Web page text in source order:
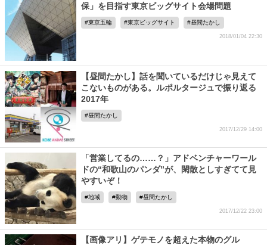
保」を目指す東京ビッグサイト会場問題
東京五輪 東京ビッグサイト 昼間たかし
2018/01/04 22:30
【昼間たかし】話を聞いているだけじゃ見えて
こないものがある。ルポルタージュで振り返る
2017年
昼間たかし
2017/12/29 14:00
「営業してるの……？」アドベンチャーワール
ドの“和歌山のパンダ”が、閑散としすぎてて見
やすいぞ！
地域 動物 昼間たかし
2017/12/22 23:00
【画像アリ】ゲテモノを超えた本物のグル